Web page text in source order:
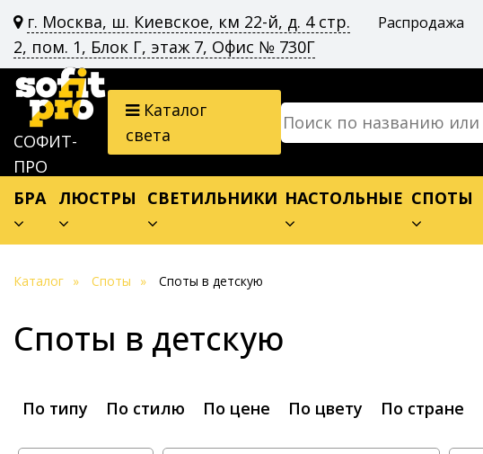
г. Москва, ш. Киевское, км 22-й, д. 4 стр.
2, пом. 1, Блок Г, этаж 7, Офис № 730Г
Распродажа
СОФИТ-
ПРО
Каталог
света
БРА ЛЮСТРЫ СВЕТИЛЬНИКИ НАСТОЛЬНЫЕ СПОТЫ
Каталог Споты Споты в детскую
Споты в детскую
По типу По стилю По цене По цвету По стране